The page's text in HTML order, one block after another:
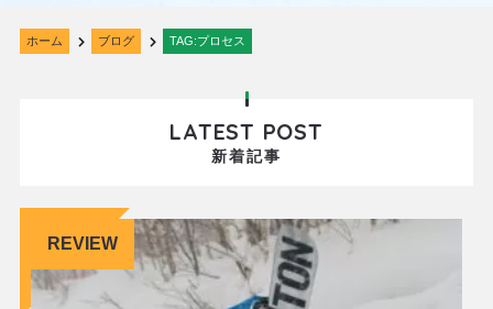
ホーム ブログ TAG:プロセス
LATEST POST
新着記事
REVIEW